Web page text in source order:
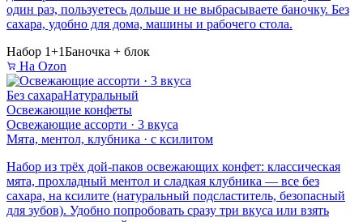
один раз, пользуетесь дольше и не выбрасываете баночку. Без
сахара, удобно для дома, машины и рабочего стола.
Набор 1+1Баночка + блок
На Ozon
Без сахараНатуральный
Освежающие конфеты
Освежающие ассорти · 3 вкуса
Мята, ментол, клубника · с ксилитом
Набор из трёх дой-паков освежающих конфет: классическая
мята, прохладный ментол и сладкая клубника — все без
сахара, на ксилите (натуральный подсластитель, безопасный
для зубов). Удобно попробовать сразу три вкуса или взять